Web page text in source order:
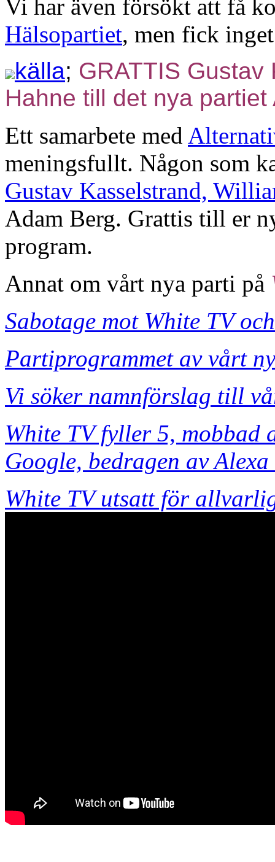
Vi har även försökt att få
Hälsopartiet, men fick
källa; GRATTIS
Hahne till det nya
Ett samarbete med
meningsfullt. Någon som
Gustav Kasselstrand,
Adam Berg. Grattis till er
program.
Annat om vårt nya parti på
Sabotage mot White TV
Partiprogrammet av vårt
Vi söker namnförslag till
White TV fyller 5, mobbad
Google, bedragen av Alexa
White TV utsatt för